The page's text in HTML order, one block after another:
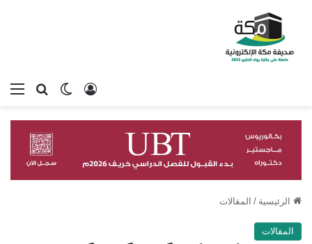
بحثالوضع
تسجيل الدخول
الرئيسية / المقالات
المقالات